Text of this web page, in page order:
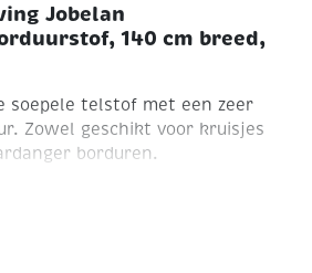
Jobelan
140 cm breed,
soepele telstof met een zeer
Zowel geschikt voor kruisjes
borduren.
modaal